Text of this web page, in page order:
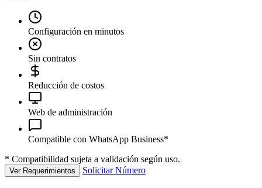
Configuración en minutos
Sin contratos
Reducción de costos
Web de administración
Compatible con WhatsApp Business*
* Compatibilidad sujeta a validación según uso.
Ver Requerimientos Solicitar Número